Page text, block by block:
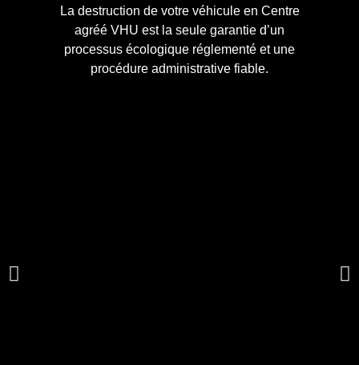
La destruction de votre véhicule en Centre
agréé VHU est la seule garantie d’un
processus écologique réglementé et une
procédure administrative fiable.